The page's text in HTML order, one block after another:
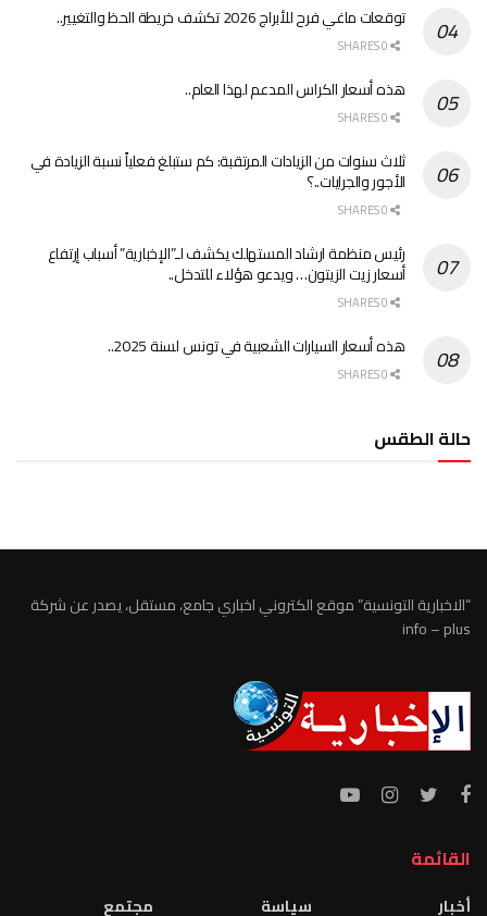
توقعات ماغي فرح للأبراج 2026 تكشف خريطة الحظ والتغيير..
هذه أسعار الكراس المدعم لهذا العام..
ثلاث سنوات من الزيادات المرتقبة: كم ستبلغ فعلياً نسبة الزيادة في
الأجور والجرايات..؟
رئيس منظمة ارشاد المستهلك يكشف لـ”الإخبارية” أسباب إرتفاع
أسعار زيت الزيتون… ويدعو هؤلاء للتدخل..
هذه أسعار السيارات الشعبية في تونس لسنة 2025..
حالة الطقس
“الاخبارية التونسية” موقع الكتروني اخباري جامع، مستقل، يصدر عن شركة
info – plus
القائمة
أخبار سياسة مجتمع